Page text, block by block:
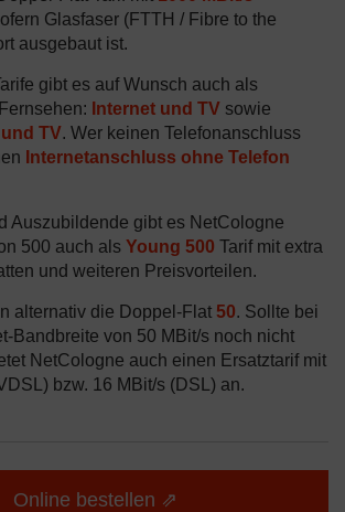
Glasfaser (FTTH / Fibre to the
ausgebaut ist.
gibt es auf Wunsch auch als
Internet und TV sowie
TV. Wer keinen Telefonanschluss
Internetanschluss ohne Telefon
Auszubildende gibt es NetCologne
500 auch als Young 500 Tarif mit extra
und weiteren Preisvorteilen.
alternativ die Doppel-Flat 50. Sollte bei
Bandbreite von 50 MBit/s noch nicht
NetCologne auch einen Ersatztarif mit
bzw. 16 MBit/s (DSL) an.
Online bestellen ⇗